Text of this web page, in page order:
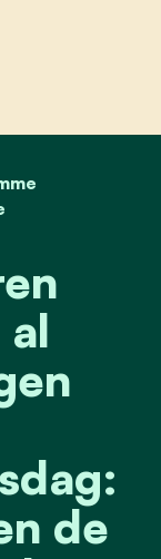
kunnen nu
de